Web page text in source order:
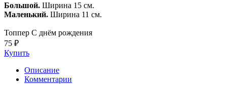
Большой. Ширина 15 см.
Маленький. Ширина 11 см.
Топпер С днём рождения
75 ₽
Купить
Описание
Комментарии